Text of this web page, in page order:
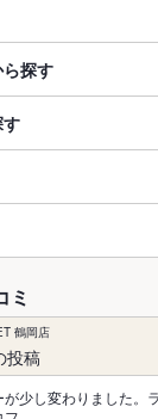
探す
ミ
鶴岡店
投稿
少し変わりました。